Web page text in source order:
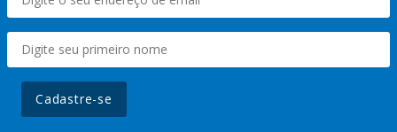
Cadastre-se